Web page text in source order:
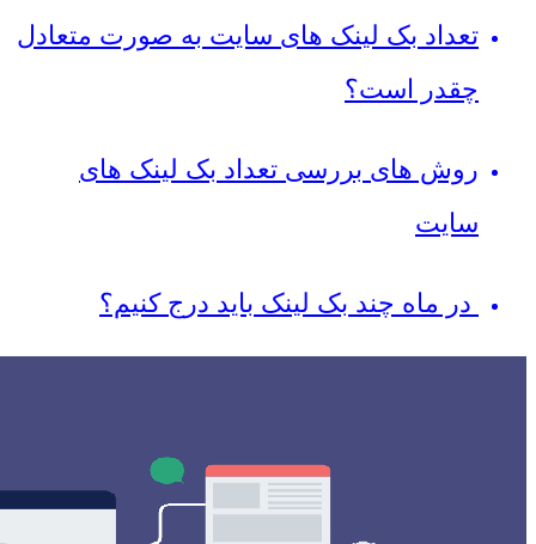
تعداد بک لینک های سایت به صورت متعادل
چقدر است؟
روش های بررسی تعداد بک لینک های
سایت
در ماه چند بک لینک باید درج کنیم؟